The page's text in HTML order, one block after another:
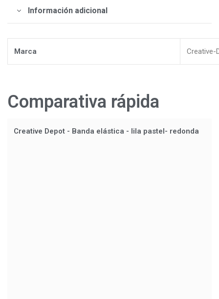
Información adicional
Marca Creative-
Comparativa rápida
Creative Depot - Banda elástica - lila pastel- redonda